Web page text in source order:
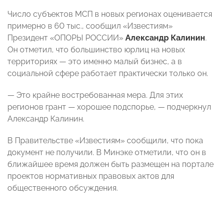
Число субъектов МСП в новых регионах оценивается
примерно в 60 тыс., сообщил «Известиям»
Президент «ОПОРЫ РОССИИ» Александр Калинин.
Он отметил, что большинство юрлиц на новых
территориях — это именно малый бизнес, а в
социальной сфере работает практически только он.
— Это крайне востребованная мера. Для этих
регионов грант — хорошее подспорье, — подчеркнул
Александр Калинин.
В Правительстве «Известиям» сообщили, что пока
документ не получили. В Минэке отметили, что он в
ближайшее время должен быть размещен на портале
проектов нормативных правовых актов для
общественного обсуждения.